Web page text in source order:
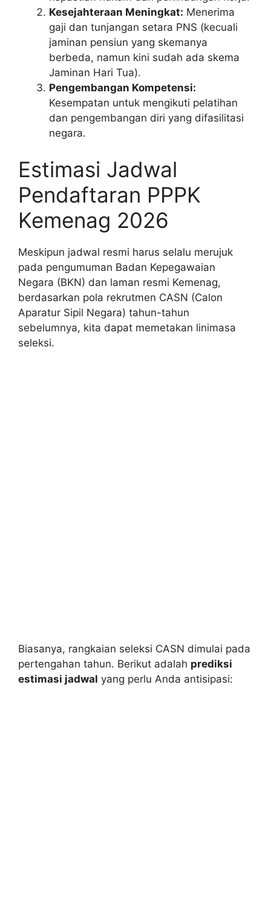
Kesejahteraan Meningkat: Menerima
gaji dan tunjangan setara PNS (kecuali
jaminan pensiun yang skemanya
berbeda, namun kini sudah ada skema
Jaminan Hari Tua).
Pengembangan Kompetensi:
Kesempatan untuk mengikuti pelatihan
dan pengembangan diri yang difasilitasi
negara.
Estimasi Jadwal
Pendaftaran PPPK
Kemenag 2026
Meskipun jadwal resmi harus selalu merujuk
pada pengumuman Badan Kepegawaian
Negara (BKN) dan laman resmi Kemenag,
berdasarkan pola rekrutmen CASN (Calon
Aparatur Sipil Negara) tahun-tahun
sebelumnya, kita dapat memetakan linimasa
seleksi.
Biasanya, rangkaian seleksi CASN dimulai pada
pertengahan tahun. Berikut adalah prediksi
estimasi jadwal yang perlu Anda antisipasi: